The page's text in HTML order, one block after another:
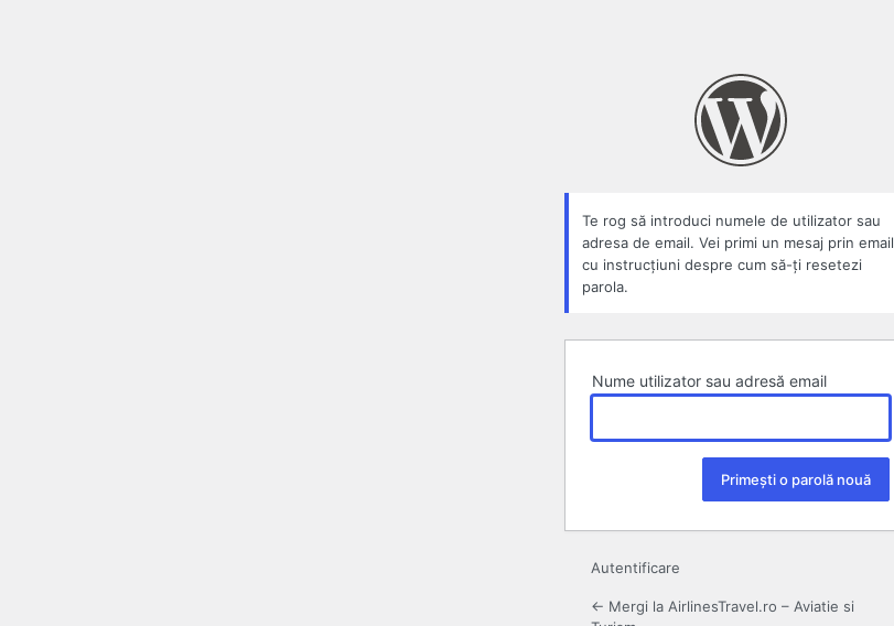
Te rog să introduci numele de utilizator sau
adresa de email. Vei primi un mesaj prin email
cu instrucțiuni despre cum să-ți resetezi
parola.
Nume utilizator sau adresă email
Autentificare
← Mergi la AirlinesTravel.ro – Aviatie si